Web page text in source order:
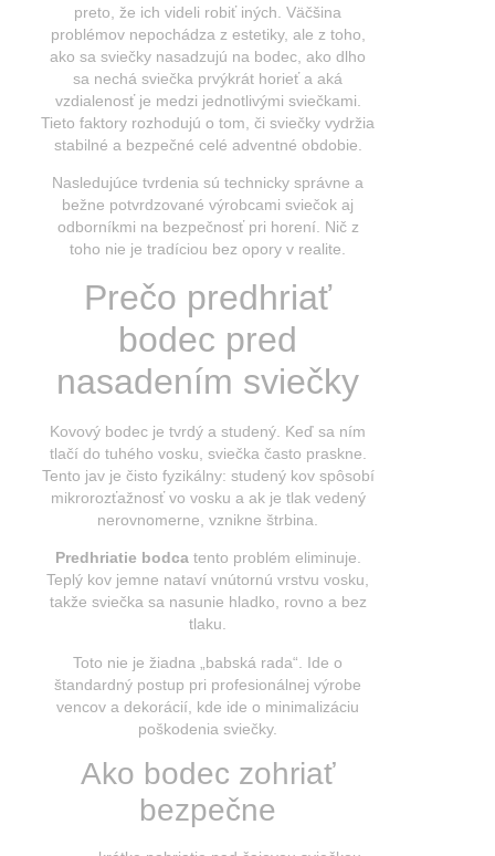
preto, že ich videli robiť iných. Väčšina
problémov nepochádza z estetiky, ale z toho,
ako sa sviečky nasadzujú na bodec, ako dlho
sa nechá sviečka prvýkrát horieť a aká
vzdialenosť je medzi jednotlivými sviečkami.
Tieto faktory rozhodujú o tom, či sviečky vydržia
stabilné a bezpečné celé adventné obdobie.
Nasledujúce tvrdenia sú technicky správne a
bežne potvrdzované výrobcami sviečok aj
odborníkmi na bezpečnosť pri horení. Nič z
toho nie je tradíciou bez opory v realite.
Prečo predhriať
bodec pred
nasadením sviečky
Kovový bodec je tvrdý a studený. Keď sa ním
tlačí do tuhého vosku, sviečka často praskne.
Tento jav je čisto fyzikálny: studený kov spôsobí
mikrorozťažnosť vo vosku a ak je tlak vedený
nerovnomerne, vznikne štrbina.
Predhriatie bodcatento problém eliminuje.
Teplý kov jemne nataví vnútornú vrstvu vosku,
takže sviečka sa nasunie hladko, rovno a bez
tlaku.
Toto nie je žiadna „babská rada“. Ide o
štandardný postup pri profesionálnej výrobe
vencov a dekorácií, kde ide o minimalizáciu
poškodenia sviečky.
Ako bodec zohriať
bezpečne